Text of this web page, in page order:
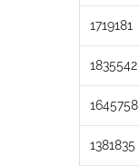
1719181
1835542
1645758
1381835